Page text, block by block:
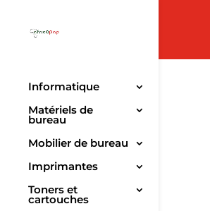
Informatique
Matériels de
bureau
Mobilier de bureau
Imprimantes
Toners et
cartouches